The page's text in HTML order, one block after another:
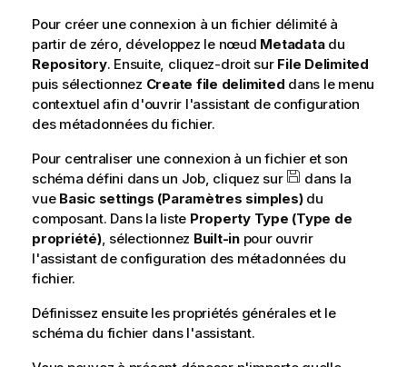
i
o
n
s
Pour créer une connexion à un fichier délimité à
partir de zéro, développez le nœud Metadatadu
Repository. Ensuite, cliquez-droit sur File Delimited
puis sélectionnez Create file delimited dans le menu
contextuel afin d'ouvrir l'assistant de configuration
des métadonnées du fichier.
Pour centraliser une connexion à un fichier et son
schéma défini dans un Job, cliquez sur
dans la
vue Basic settings (Paramètres simples)du
composant. Dans la liste Property Type (Type de
propriété), sélectionnez Built-inpour ouvrir
l'assistant de configuration des métadonnées du
fichier.
Définissez ensuite les propriétés générales et le
schéma du fichier dans l'assistant.